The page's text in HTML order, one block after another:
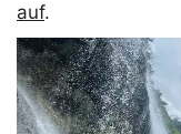
auf.